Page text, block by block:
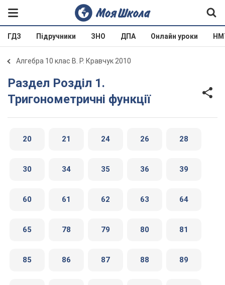
ГДЗ Підручники ЗНО ДПА Онлайн уроки
Алгебра 10 клас В. Р. Кравчук 2010
Раздел Розділ 1.
Тригонометричні функції
20 21 24 26 28
30 34 35 36 39
60 61 62 63 64
65 78 79 80 81
85 86 87 88 89